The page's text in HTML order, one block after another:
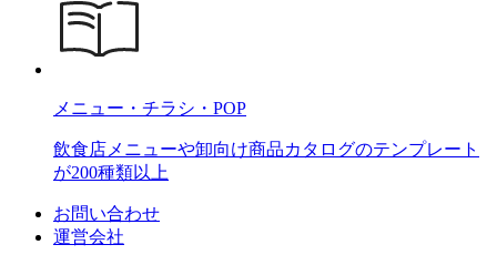
メニュー・チラシ・POP
飲食店メニューや卸向け商品カタログのテンプレート
が200種類以上
お問い合わせ
運営会社